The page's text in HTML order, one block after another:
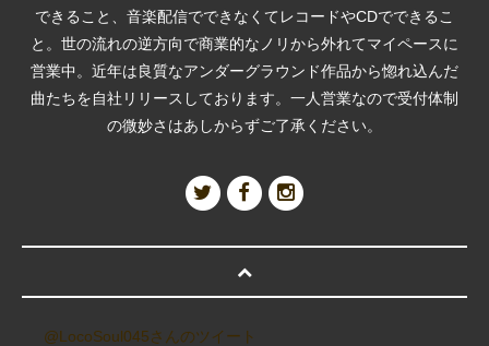
できること、音楽配信でできなくてレコードやCDでできるこ
と。世の流れの逆方向で商業的なノリから外れてマイペースに
営業中。近年は良質なアンダーグラウンド作品から惚れ込んだ
曲たちを自社リリースしております。一人営業なので受付体制
の微妙さはあしからずご了承ください。
@LocoSoul045さんのツイート